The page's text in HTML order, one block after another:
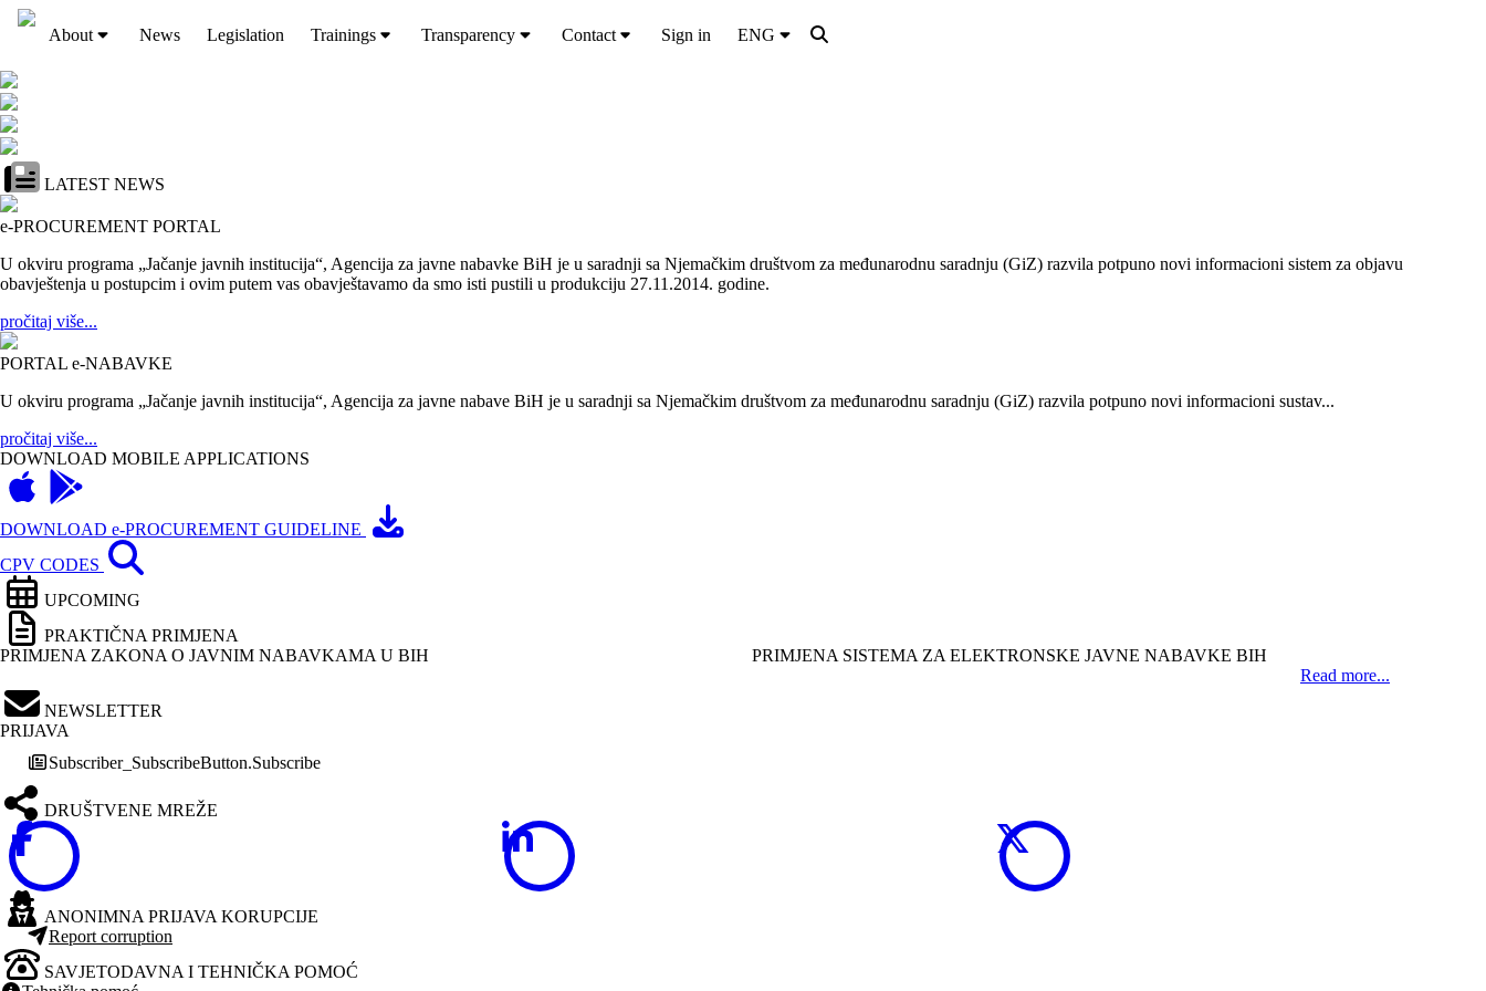
About News Legislation Trainings Transparency Contact Sign in ENG
LATEST NEWS
e-PROCUREMENT PORTAL
U okviru programa „Jačanje javnih institucija“, Agencija za javne nabavke BiH je u saradnji sa Njemačkim društvom za međunarodnu saradnju (GiZ) razvila potpuno novi informacioni sistem za objavu
obavještenja u postupcim i ovim putem vas obavještavamo da smo isti pustili u produkciju 27.11.2014. godine.
pročitaj više...
PORTAL e-NABAVKE
U okviru programa „Jačanje javnih institucija“, Agencija za javne nabave BiH je u saradnji sa Njemačkim društvom za međunarodnu saradnju (GiZ) razvila potpuno novi informacioni sustav...
pročitaj više...
DOWNLOAD MOBILE APPLICATIONS
DOWNLOAD e-PROCUREMENT GUIDELINE
CPV CODES
UPCOMING
PRAKTIČNA PRIMJENA
PRIMJENA ZAKONA O JAVNIM NABAVKAMA U BIH
PRIMJENA SISTEMA ZA ELEKTRONSKE JAVNE NABAVKE BIH
Read more...
NEWSLETTER
PRIJAVA
Subscriber_SubscribeButton.Subscribe
DRUŠTVENE MREŽE
ANONIMNA PRIJAVA KORUPCIJE
Report corruption
SAVJETODAVNA I TEHNIČKA POMOĆ